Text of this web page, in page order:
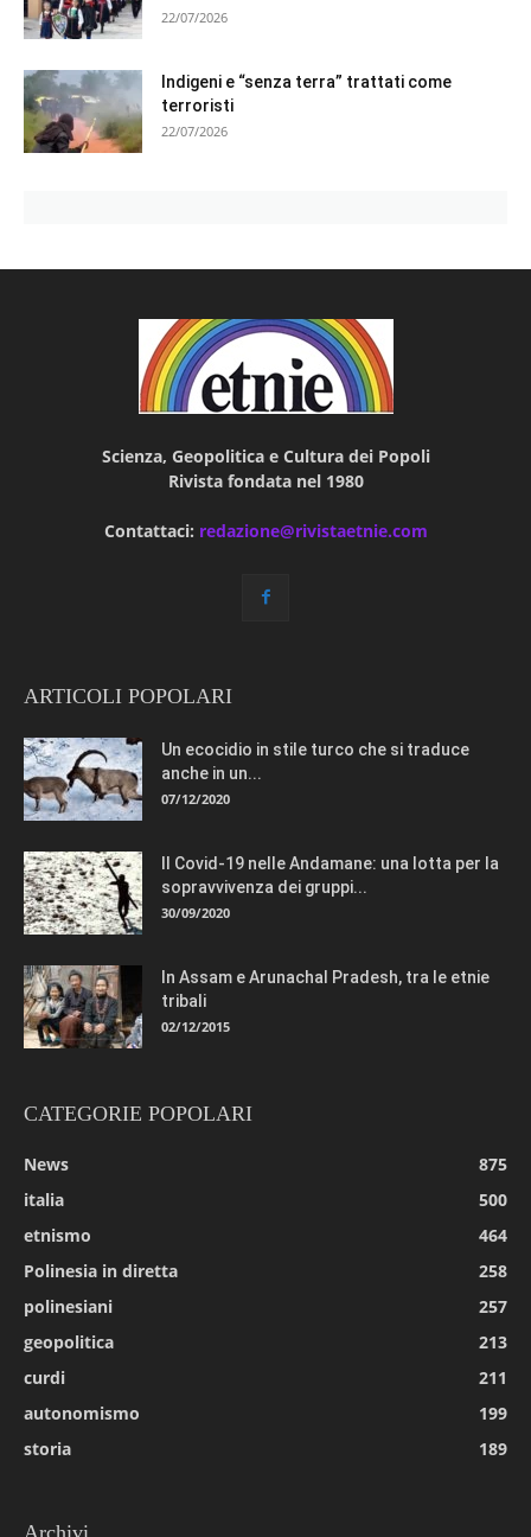
22/07/2026
Indigeni e “senza terra” trattati come
terroristi
22/07/2026
Scienza, Geopolitica e Cultura dei Popoli
Rivista fondata nel 1980
Contattaci: redazione@rivistaetnie.com
ARTICOLI POPOLARI
Un ecocidio in stile turco che si traduce
anche in un...
07/12/2020
Il Covid-19 nelle Andamane: una lotta per la
sopravvivenza dei gruppi...
30/09/2020
In Assam e Arunachal Pradesh, tra le etnie
tribali
02/12/2015
CATEGORIE POPOLARI
News
875
italia
500
etnismo
464
Polinesia in diretta
258
polinesiani
257
geopolitica
213
curdi
211
autonomismo
199
storia
189